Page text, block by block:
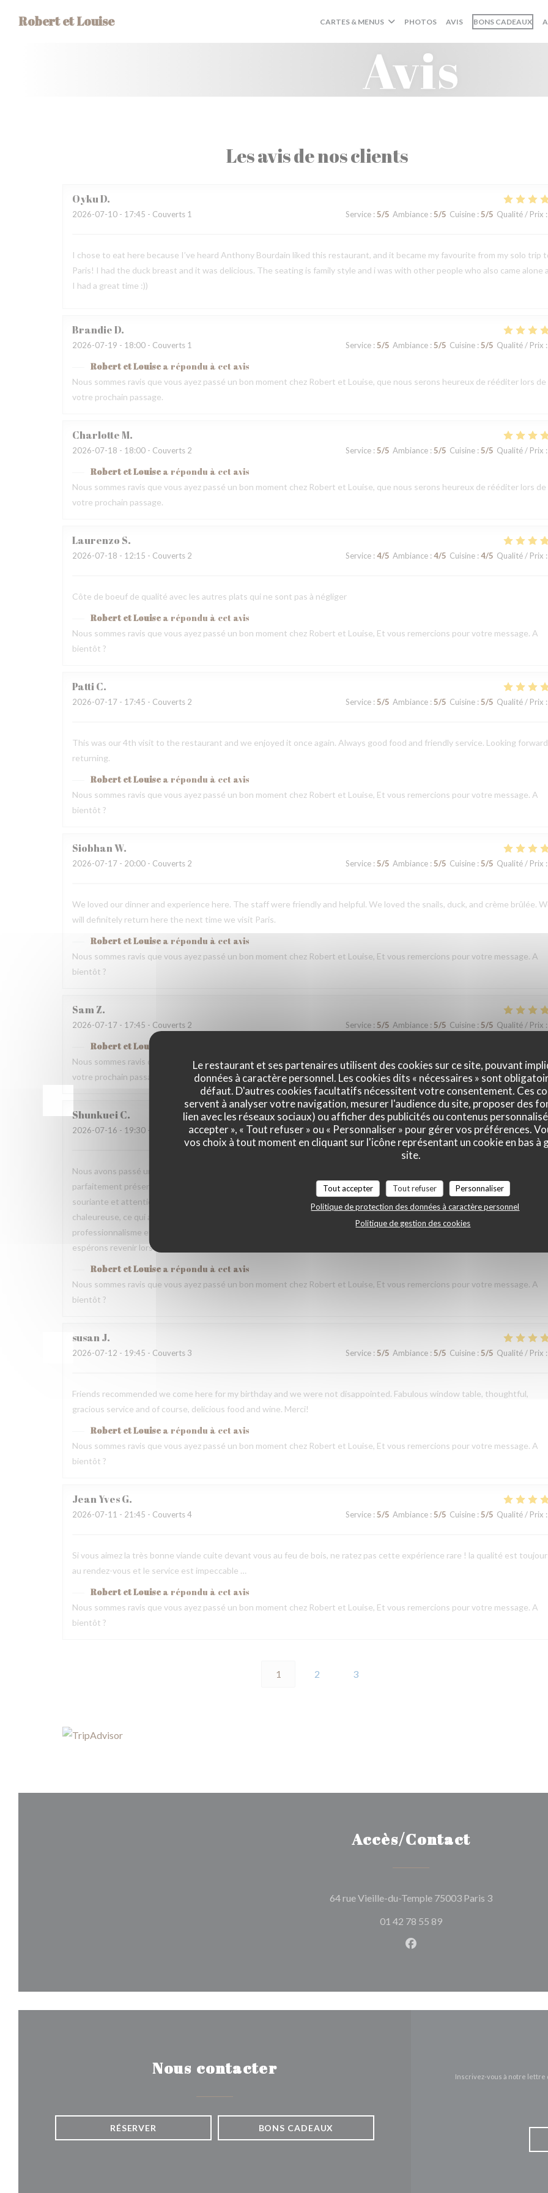
Le restaurant et ses partenaires utilisent des cookies sur ce site, pouvant
données à caractère personnel. Les cookies dits « nécessaires » sont
défaut. D'autres cookies facultatifs nécessitent votre consentement. Ces
servent à analyser votre navigation, mesurer l'audience du site, proposer des
lien avec les réseaux sociaux) ou afficher des publicités ou contenus
accepter », « Tout refuser » ou « Personnaliser » pour gérer vos préférences.
vos choix à tout moment en cliquant sur l'icône représentant un cookie en bas à
site.
Tout accepter Tout refuser
Personnaliser
Politique de protection des données à caractère personnel
Politique de gestion des cookies
Robert et Louise CARTES & MENUS PHOTOS AVIS BONS CADEAUX
Avis
Les avis de nos clients
OykuD
2026-07-10 - 17:45 - Couverts 1 Service: 5/5 Ambiance: 5/5 Cuisine: 5/5 Qualité / Prix :
I chose to eat here because I’ve heard Anthony Bourdain liked this restaurant, and it became my favourite from my solo trip
Paris! I had the duck breast and it was delicious. The seating is family style and i was with other people who also came alone
I had a great time :))
BrandieD
2026-07-19 - 18:00 - Couverts 1 Service: 5/5 Ambiance: 5/5 Cuisine: 5/5 Qualité / Prix :
Robert et Louise a répondu à cet avis
Nous sommes ravis que vous ayez passé un bon moment chez Robert et Louise, que nous serons heureux de rééditer lors de
votre prochain passage.
CharlotteM
2026-07-18 - 18:00 - Couverts 2 Service: 5/5 Ambiance: 5/5 Cuisine: 5/5 Qualité / Prix :
Robert et Louise a répondu à cet avis
Nous sommes ravis que vous ayez passé un bon moment chez Robert et Louise, que nous serons heureux de rééditer lors de
votre prochain passage.
Laurenzo S
2026-07-18 - 12:15 - Couverts 2 Service: 4/5 Ambiance: 4/5 Cuisine: 4/5 Qualité / Prix :
Côte de boeuf de qualité avec les autres plats qui ne sont pas à négliger
Robert et Louise a répondu à cet avis
Nous sommes ravis que vous ayez passé un bon moment chez Robert et Louise, Et vous remercions pour votre message. A
bientôt ?
PattiC
2026-07-17 - 17:45 - Couverts 2 Service: 5/5 Ambiance: 5/5 Cuisine: 5/5 Qualité / Prix :
This was our 4th visit to the restaurant and we enjoyed it once again. Always good food and friendly service. Looking
returning.
Robert et Louise a répondu à cet avis
Nous sommes ravis que vous ayez passé un bon moment chez Robert et Louise, Et vous remercions pour votre message. A
bientôt ?
SiobhanW
2026-07-17 - 20:00 - Couverts 2 Service: 5/5 Ambiance: 5/5 Cuisine: 5/5 Qualité / Prix :
We loved our dinner and experience here. The staff were friendly and helpful. We loved the snails, duck, and crème brûlée.
will definitely return here the next time we visit Paris.
Robert et Louise a répondu à cet avis
Nous sommes ravis que vous ayez passé un bon moment chez Robert et Louise, Et vous remercions pour votre message. A
bientôt ?
SamZ
2026-07-17 - 17:45 - Couverts 2 Service: 5/5 Ambiance: 5/5 Cuisine: 5/5 Qualité / Prix :
Robert et Louise
Nous sommes ravis que vous ayez passé un bon moment chez Robert et Louise, que nous serons heureux de rééditer lors de
votre prochain passage.
ShunkueiC
2026-07-16 - 19:30 - Couverts 2 Service: 5/5 Ambiance :5/5 Cuisine:5/5 Qualité / Prix:
Nous avons passé une excellente soirée dans votre restaurant lors de notre voyage à Paris. Les plats étaient délicieux,
parfaitement présentés et pleins de saveurs. Tout ce que nous avons commandé était excellent. L’équipe a été très
souriante et attentionnée tout au long du repas. Nous nous sommes sentis très bien accueillis. L’ambiance était agréable et
chaleureuse, ce qui a rendu cette expérience encore plus mémorable. Un grand merci à toute l’équipe pour votre
professionnalisme et votre gentillesse. Nous recommandons vivement votre restaurant à tous ceux qui visitent Paris et nous
espérons revenir lors d’un prochain voyage.
Robert et Louise a répondu à cet avis
Nous sommes ravis que vous ayez passé un bon moment chez Robert et Louise, Et vous remercions pour votre message. A
bientôt ?
susanJ
2026-07-12 - 19:45 - Couverts 3 Service: 5/5 Ambiance: 5/5 Cuisine: 5/5 Qualité / Prix :
Friends recommended we come here for my birthday and we were not disappointed. Fabulous window table, thoughtful,
gracious service and of course, delicious food and wine. Merci!
Robert et Louise a répondu à cet avis
Nous sommes ravis que vous ayez passé un bon moment chez Robert et Louise, Et vous remercions pour votre message. A
bientôt ?
Jean YvesG
2026-07-11 - 21:45 - Couverts 4 Service: 5/5 Ambiance: 5/5 Cuisine: 5/5 Qualité / Prix :
Si vous aimez la très bonne viande cuite devant vous au feu de bois, ne ratez pas cette expérience rare ! la qualité est
au rendez-vous et le service est impeccable …
Robert et Louise a répondu à cet avis
Nous sommes ravis que vous ayez passé un bon moment chez Robert et Louise, Et vous remercions pour votre message. A
bientôt ?
1 2 3
Accès/Contact
64 rue Vieille-du-Temple 75003 Paris 3((ouvre une
01 42 78 55 89
Facebook ((ouvre une
Nous contacter
RÉSERVER BONS CADEAUX
Inscrivez-vous à notre